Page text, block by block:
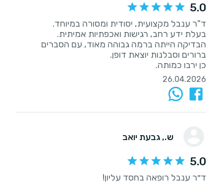
5.0
הבדיקה הייתה ברמה גבוהה מאוד, עם הסברים
כן ירבו כמותה.
26.04.2026
ש., גבעת יואב
5.0